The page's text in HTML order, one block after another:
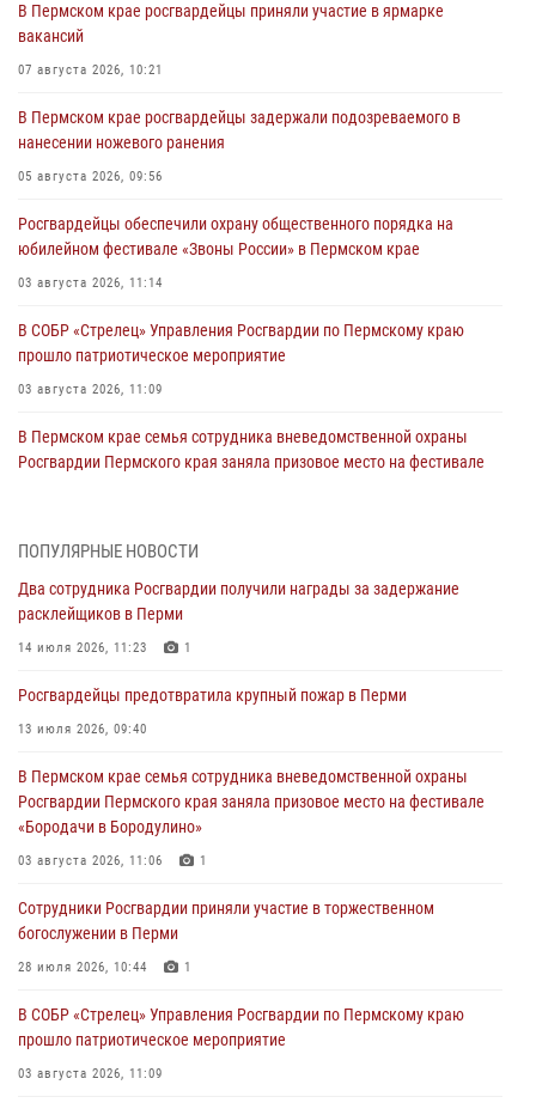
В Пермском крае росгвардейцы приняли участие в ярмарке
вакансий
07 августа 2026, 10:21
В Пермском крае росгвардейцы задержали подозреваемого в
нанесении ножевого ранения
05 августа 2026, 09:56
Росгвардейцы обеспечили охрану общественного порядка на
юбилейном фестивале «Звоны России» в Пермском крае
03 августа 2026, 11:14
В СОБР «Стрелец» Управления Росгвардии по Пермскому краю
прошло патриотическое мероприятие
03 августа 2026, 11:09
В Пермском крае семья сотрудника вневедомственной охраны
Росгвардии Пермского края заняла призовое место на фестивале
юных спортсменов
03 августа 2026, 10:59
30 июля 2026, 05:19
богослужении в Перми
28 июля 2026, 10:44
Росгвардейцы оказали силовую поддержку при задержании
28 июля 2026, 06:15
ПОПУЛЯРНЫЕ НОВОСТИ
Два сотрудника Росгвардии получили награды за задержание
расклейщиков в Перми
14 июля 2026, 11:23 1
Росгвардейцы предотвратила крупный пожар в Перми
13 июля 2026, 09:40
В Пермском крае семья сотрудника вневедомственной охраны
Росгвардии Пермского края заняла призовое место на фестивале
«Бородачи в Бородулино»
03 августа 2026, 11:06 1
Сотрудники Росгвардии приняли участие в торжественном
богослужении в Перми
28 июля 2026, 10:44 1
В СОБР «Стрелец» Управления Росгвардии по Пермскому краю
прошло патриотическое мероприятие
03 августа 2026, 11:09